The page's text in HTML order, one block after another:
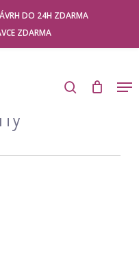
DO 24H ZDARMA
ZDARMA
search